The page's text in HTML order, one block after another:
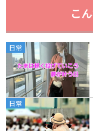
こ
日常
日常